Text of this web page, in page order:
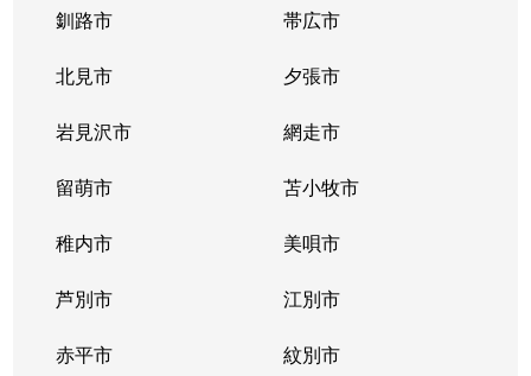
釧路市 帯広市
北見市 夕張市
岩見沢市 網走市
留萌市 苫小牧市
稚内市 美唄市
芦別市 江別市
赤平市 紋別市